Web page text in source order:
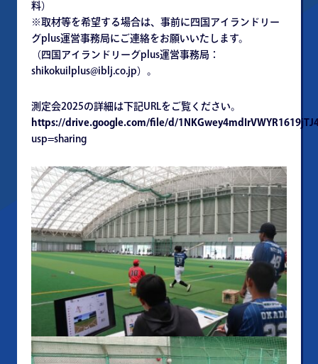
料）
※取材等を希望する場合は、事前に四国アイランドリー
グplus運営事務局にご連絡をお願いいたします。
（四国アイランドリーグplus運営事務局：
shikokuilplus@iblj.co.jp）。
測定会2025の詳細は下記URLをご覧ください。
https://drive.google.com/file/d/
usp=sharing